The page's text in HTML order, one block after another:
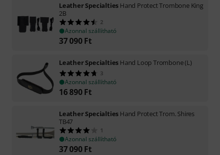
Leather Specialties Hand Protect Trombone King
2B
2
Azonnal szállítható
37 090 Ft
Leather Specialties Hand Loop Trombone (L)
3
Azonnal szállítható
16 890 Ft
Leather Specialties Hand Protect Trom. Shires
TB47
1
Azonnal szállítható
37 090 Ft